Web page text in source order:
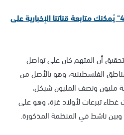
ولمتابعة كل ما يخص "عرب 48" يُمكنك متابعة قناتنا الإخبارية على
أن المتهم كان على تواصل
الفلسطينية، وهو بالأصل من
مليون ونصف المليون شيكل،
غطاء تبرعات لأولاد غزة، وهو على
ناشط في المنظمة المذكورة.